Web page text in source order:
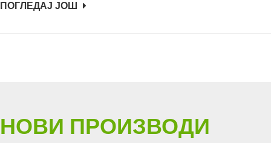
ПОГЛЕДАЈ ЈОШ
НОВИ ПРОИЗВОДИ